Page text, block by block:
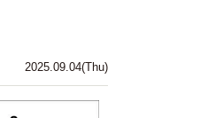
2025.09.04(Thu)